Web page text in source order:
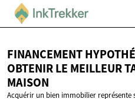
FINANCEMENT
OBTENIR LE MEILLEUR
MAISON
Acquérir un bien immobilier représente